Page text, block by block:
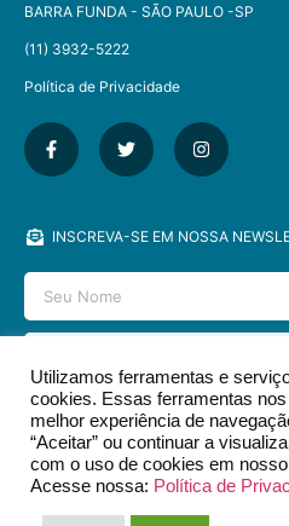
BARRA FUNDA - SÃO PAULO -SP​
(11) 3932-5222
Política de Privacidade
INSCREVA-SE EM NOSSA
Utilizamos ferramentas e
cookies. Essas ferramentas
melhor experiência de
“Aceitar” ou continuar a
com o uso de cookies em
Acesse nossa: Política de